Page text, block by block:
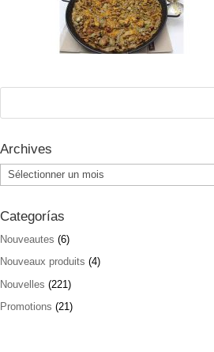
Archives
Archives
Categorías
Nouveautes (6)
Nouveaux produits (4)
Nouvelles (221)
Promotions (21)